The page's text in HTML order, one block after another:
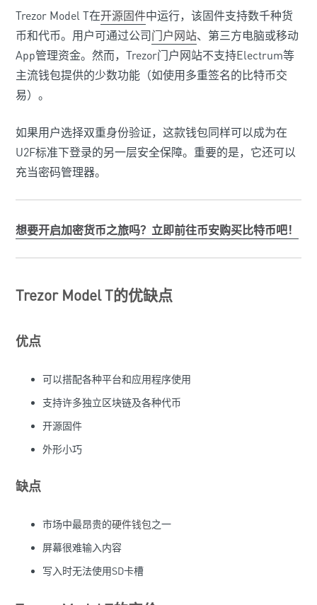
Trezor Model T在开源固件中运行，该固件支持数千种货
币和代币。用户可通过公司 门户网站、第三方电脑或移动
App管理资金。然而，Trezor门户网站不支持Electrum等
主流钱包提供的少数功能（如使用多重签名的比特币交
易）。
如果用户选择双重身份验证，这款钱包同样可以成为在
U2F标准下登录的另一层安全保障。重要的是，它还可以
充当密码管理器。
想要开启加密货币之旅吗？立即前往币安购买比特币吧！
Trezor Model T的优缺点
优点
可以搭配各种平台和应用程序使用
支持许多独立区块链及各种代币
开源固件
外形小巧
缺点
市场中最昂贵的硬件钱包之一
屏幕很难输入内容
写入时无法使用SD卡槽